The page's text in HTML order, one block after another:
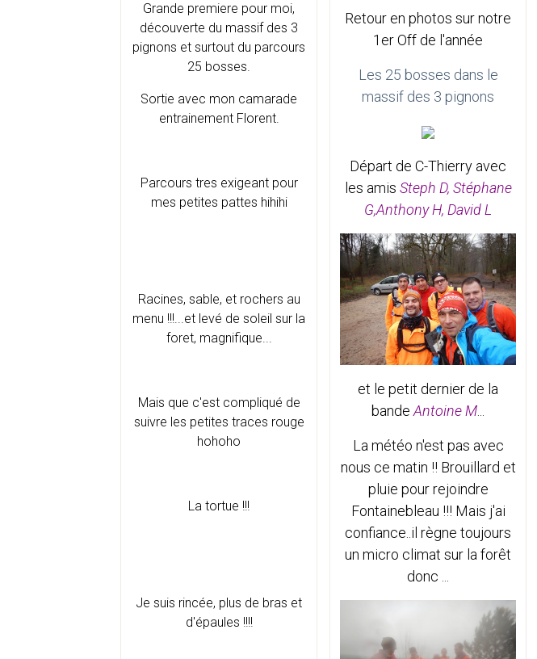
Grande premiere pour moi,
découverte du massif des 3
pignons et surtout du parcours
25 bosses.
Sortie avec mon camarade
entrainement Florent.
Parcours tres exigeant pour
mes petites pattes hihihi
Racines, sable, et rochers au
menu !!!...et levé de soleil sur la
foret, magnifique...
Mais que c'est compliqué de
suivre les petites traces rouge
hohoho
La tortue !!!
Je suis rincée, plus de bras et
d'épaules !!!!
Retour en photos sur notre
1er Off de l'année
Les 25 bosses dans le
massif des 3 pignons
Départ de C-Thierry avec
les amis Steph D, Stéphane
G,Anthony H, David L
et le petit dernier de la
bande Antoine M
La météo n'est pas avec
nous ce matin !! Brouillard et
pluie pour rejoindre
Fontainebleau !!! Mais j'ai
confiance..il règne toujours
un micro climat sur la forêt
donc ...